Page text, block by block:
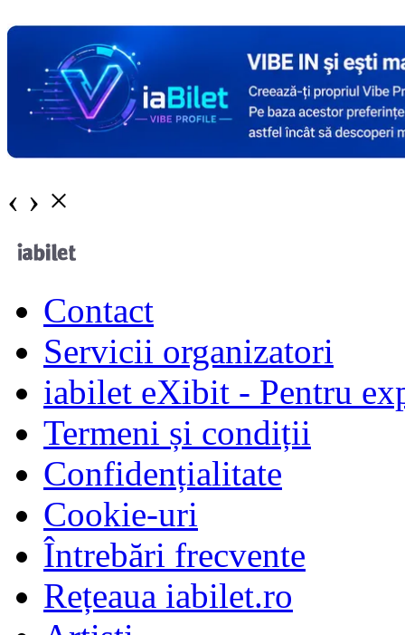
‹ › ×
Contact
Servicii organizatori
iabilet eXibit - Pentru
Termeni și condiții
Confidențialitate
Cookie-uri
Întrebări frecvente
Rețeaua iabilet.ro